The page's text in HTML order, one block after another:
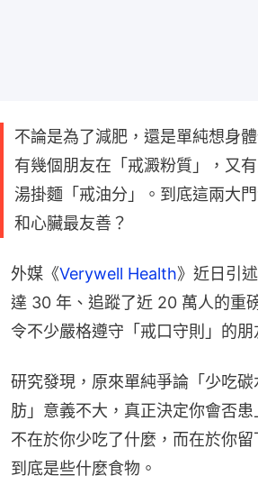
不論是為了減肥，還是單純想身
有幾個朋友在「戒澱粉質」，又
湯掛麵「戒油分」。到底這兩大
和心臟最友善？
外媒《Verywell Health》近日引
達 30 年、追蹤了近 20 萬人的重
令不少嚴格遵守「戒口守則」的朋
研究發現，原來單純爭論「少吃
肪」意義不大，真正決定你會否患
不在於你少吃了什麼，而在於你
到底是些什麼食物。